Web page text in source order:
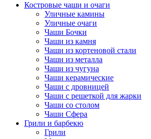
Костровые чаши и очаги
Уличные камины
Уличные очаги
Чаши Бочки
Чаши из камня
Чаши из кортеновой стали
Чаши из металла
Чаши из чугуна
Чаши керамические
Чаши с дровницей
Чаши с решеткой для жарки
Чаши со столом
Чаши Сфера
Грили и барбекю
Грили